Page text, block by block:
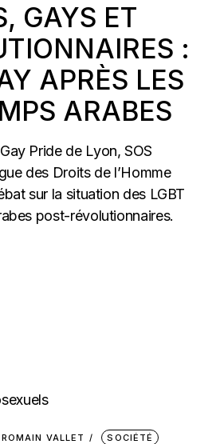
GAYS ET
:
APRÈS LES
ARABES
Pride de Lyon, SOS
des Droits de l’Homme
sur la situation des LGBT
post-révolutionnaires.
ROMAIN VALLET SOCIÉTÉ